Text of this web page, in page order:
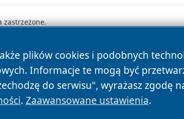
plików cookies i podobnych
Informacje te mogą być
do serwisu", wyrażasz zgodę
. Zaawansowane ustawienia.
zastrzeżone.
Cookies